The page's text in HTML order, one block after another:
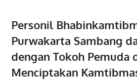
Personil
Purwakarta Sambang
dengan Tokoh Pemuda
Menciptakan